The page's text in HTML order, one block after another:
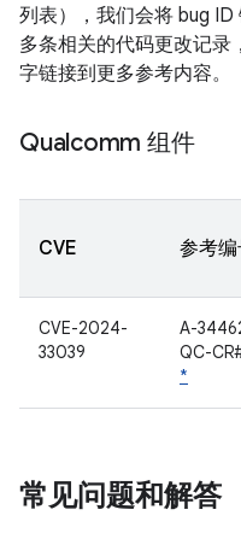
列表），我们会将 bug
多条相关的代码更改记录
字链接到更多参考内容。
Qualcomm 组件
CVE 参考
CVE-2024-
33039
A-
QC-
*
常见问题和解答